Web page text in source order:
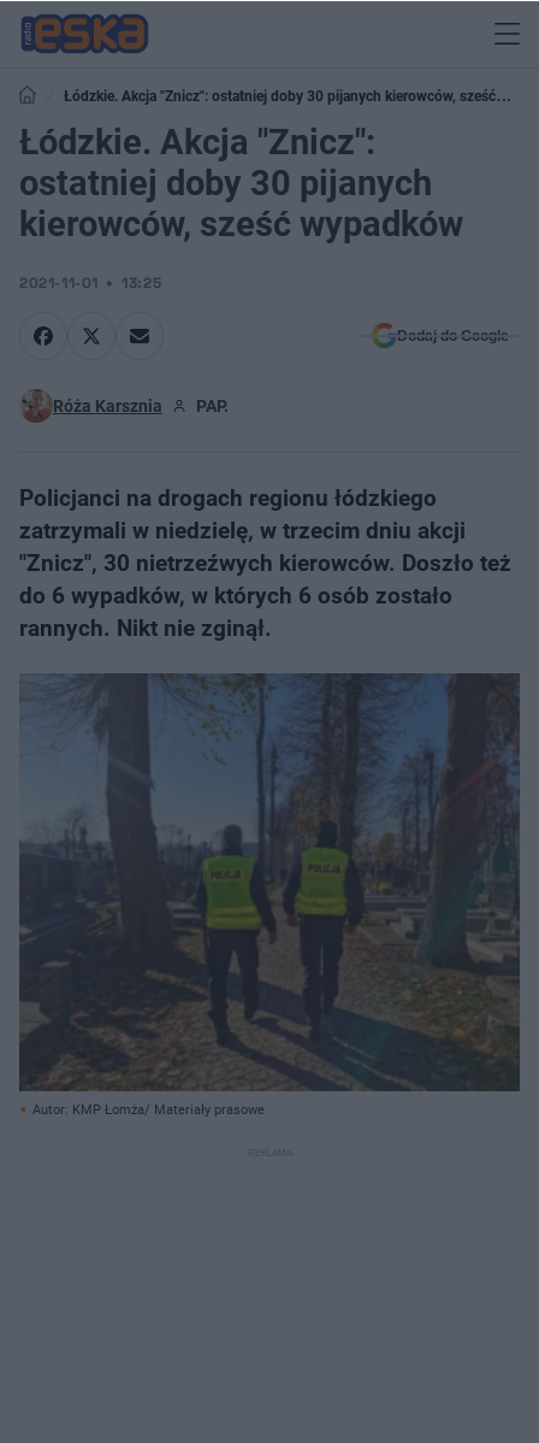
Łódzkie. Akcja "Znicz": ostatniej doby 30 pijanych kierowców, sześć
wypadków
Łódzkie. Akcja "Znicz":
ostatniej doby 30 pijanych
kierowców, sześć wypadków
2021-11-01 13:25
Dodaj do Google
Róża Karsznia PAP.
Policjanci na drogach regionu łódzkiego
zatrzymali w niedzielę, w trzecim dniu akcji
"Znicz", 30 nietrzeźwych kierowców. Doszło też
do 6 wypadków, w których 6 osób zostało
rannych. Nikt nie zginął.
Autor: KMP Łomża/ Materiały prasowe